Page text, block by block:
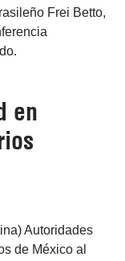
Frei Betto,
en
Autoridades
de México al